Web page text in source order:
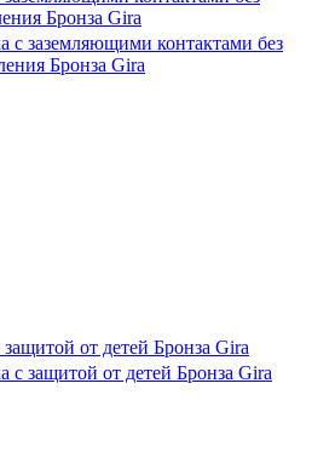
Бронза Gira
защитой от детей Бронза Gira